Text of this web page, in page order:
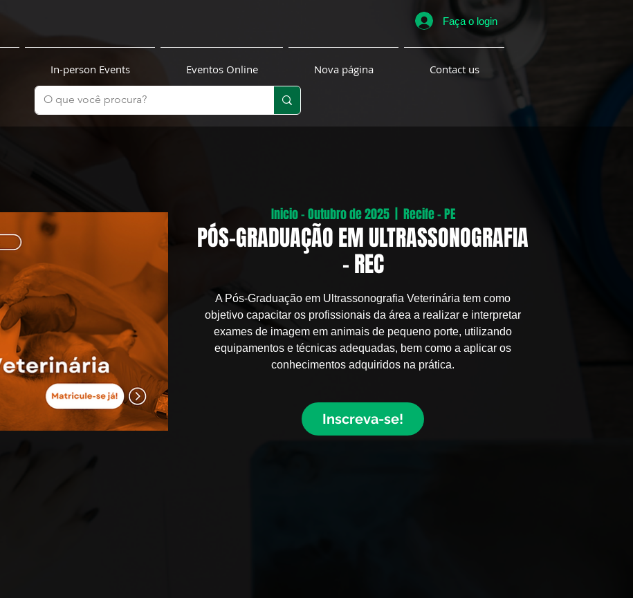
Faça o login
In-person Events Eventos Online Nova página Contact us
Inicio - Outubro de 2025
  |
Recife - PE
PÓS-GRADUAÇÃO EM ULTRASSONOGRAFIA
- REC
A Pós-Graduação em Ultrassonografia Veterinária tem como
objetivo capacitar os profissionais da área a realizar e interpretar
exames de imagem em animais de pequeno porte, utilizando
equipamentos e técnicas adequadas, bem como a aplicar os
conhecimentos adquiridos na prática.
Inscreva-se!